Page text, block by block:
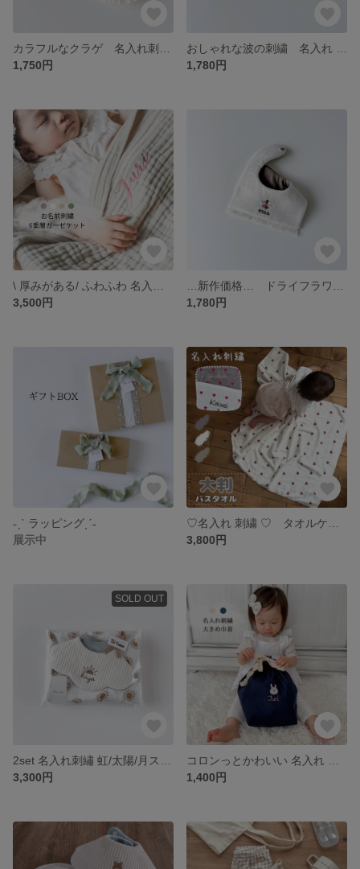
1,750円
1,780円
3,500円
1,780円
˗ˏˋ ラッピングˎˊ˗
展示中
3,800円
SOLD OUT
3,300円
1,400円